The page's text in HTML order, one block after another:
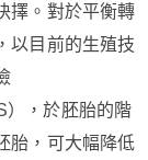
擇 。對於平衡轉
以 目前的生殖技
），於胚胎的階
胎，可大幅降低